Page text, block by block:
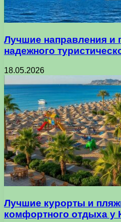
Лучшие направления и
надежного
18.05.2026
Лучшие курорты и
комфортного отдыха у